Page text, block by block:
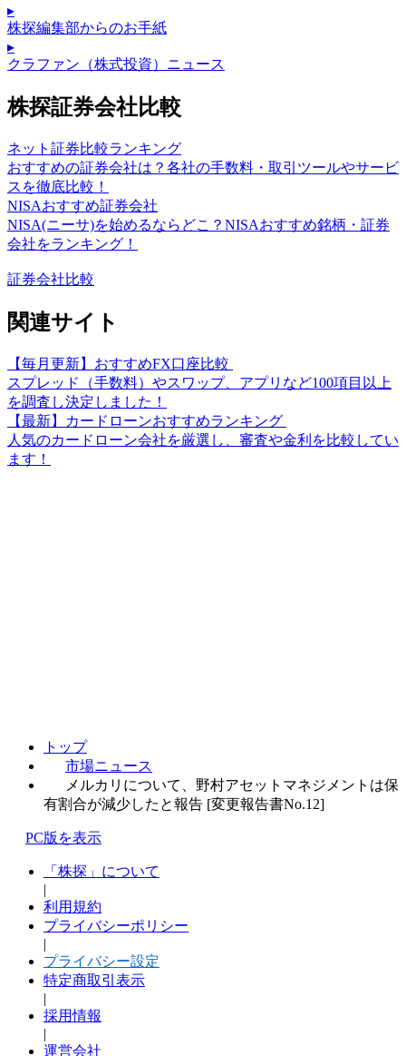
▸
株探編集部からのお手紙
▸
クラファン（株式投資）ニュース
株探証券会社比較
ネット証券比較ランキング
おすすめの証券会社は？各社の手数料・取引ツールやサービ
スを徹底比較！
NISAおすすめ証券会社
NISA(ニーサ)を始めるならどこ？NISAおすすめ銘柄・証券
会社をランキング！
証券会社比較
関連サイト
【毎月更新】おすすめFX口座比較
スプレッド（手数料）やスワップ、アプリなど100項目以上
を調査し決定しました！
【最新】カードローンおすすめランキング
人気のカードローン会社を厳選し、審査や金利を比較してい
ます！
トップ
市場ニュース
メルカリについて、野村アセットマネジメントは保
有割合が減少したと報告 [変更報告書No.12]
PC版を表示
「株探」について
|
利用規約
プライバシーポリシー
|
プライバシー設定
特定商取引表示
|
採用情報
|
運営会社